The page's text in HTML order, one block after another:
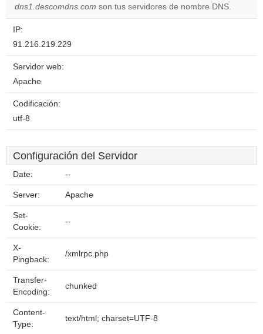
dns1.descomdns.com son tus servidores de nombre DNS.
IP:
91.216.219.229
Servidor web:
Apache
Codificación:
utf-8
Configuración del Servidor
Date: --
Server: Apache
Set-
Cookie:
--
X-
Pingback:
/xmlrpc.php
Transfer-
Encoding:
chunked
Content-
Type:
text/html; charset=UTF-8